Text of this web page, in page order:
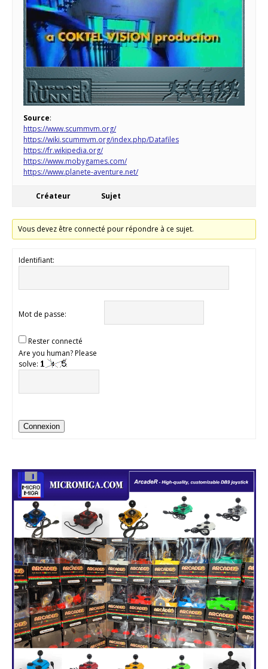
Source:
https://www.scummvm.org/
https://wiki.scummvm.org/index.php/Datafiles
https://fr.wikipedia.org/
https://www.mobygames.com/
https://www.planete-aventure.net/
Créateur Sujet
Vous devez être connecté pour répondre à ce sujet.
Identifiant:
Mot de passe:
Rester connecté
Are you human? Please
solve:
Connexion